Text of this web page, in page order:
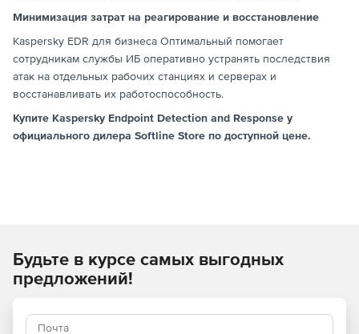
Минимизация затрат на реагирование и восстановление
Kaspersky EDR для бизнеса Оптимальный помогает
сотрудникам службы ИБ оперативно устранять последствия
атак на отдельных рабочих станциях и серверах и
восстанавливать их работоспособность.
Купите Kaspersky Endpoint Detection and Response у
официального дилера Softline Store по доступной цене.
Будьте в курсе самых выгодных
предложений!